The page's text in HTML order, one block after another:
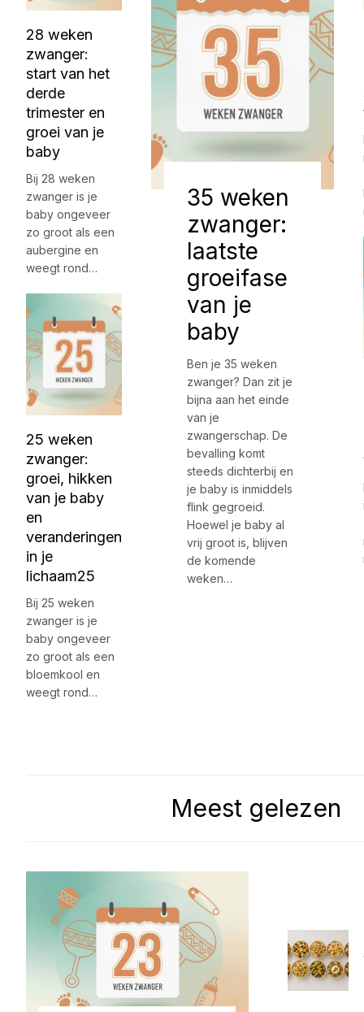
28 weken
zwanger:
start van het
derde
trimester en
groei van je
baby
Bij 28 weken
zwanger is je
baby ongeveer
zo groot als een
aubergine en
weegt rond…
25 weken
zwanger:
groei, hikken
van je baby
en
veranderingen
in je
lichaam25
Bij 25 weken
zwanger is je
baby ongeveer
zo groot als een
bloemkool en
weegt rond…
35 weken
zwanger:
laatste
groeifase
van je
baby
Ben je 35 weken
zwanger? Dan zit je
bijna aan het einde
van je
zwangerschap. De
bevalling komt
steeds dichterbij en
je baby is inmiddels
flink gegroeid.
Hoewel je baby al
vrij groot is, blijven
de komende
weken…
Meest gelezen